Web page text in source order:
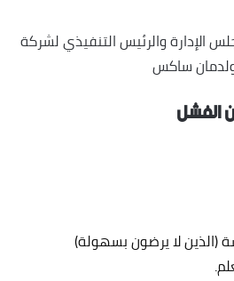
الإدارة والرئيس التنفيذي لشركة
ساكس
الفشل
(الذين لا يرضون بسهولة)